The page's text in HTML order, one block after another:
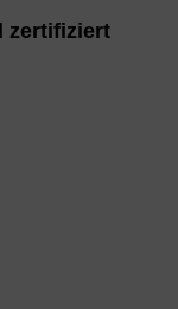
zertifiziert